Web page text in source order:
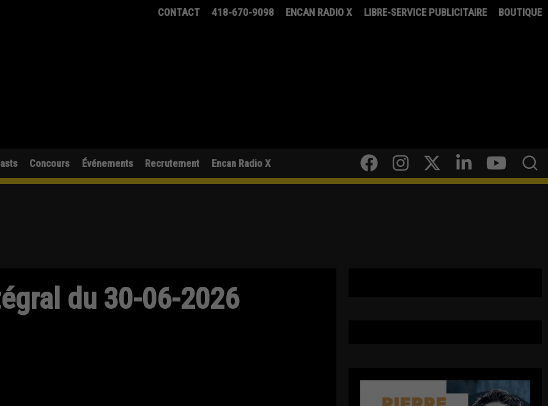
CONTACT 418-670-9098 ENCAN RADIO X LIBRE-SERVICE PUBLICITAIRE BOUTIQUE
Concours Événements Recrutement Encan Radio X
du 30-06-2026